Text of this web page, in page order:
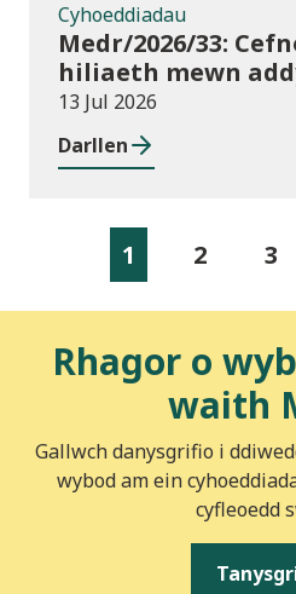
Cyhoeddiadau
Medr/2026/33:
hiliaeth mewn
canllawiau a
13 Jul 2026
Darllen
1 2 3
Rhagor o
waith
Gallwch danysgrifio i
wybod am ein
cyfleoedd